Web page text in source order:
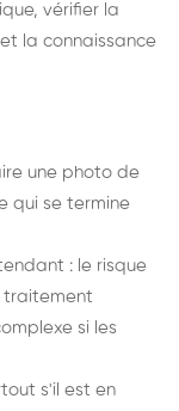
vérifier la
la connaissance
une photo de
qui se termine
: le risque
traitement
si les
s'il est en